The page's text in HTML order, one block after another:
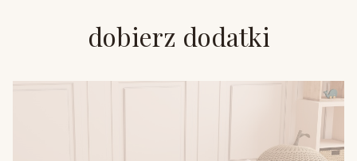
dobierz dodatki